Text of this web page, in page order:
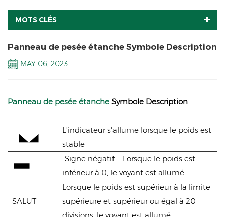
MOTS CLÉS
Panneau de pesée étanche Symbole Description
MAY 06, 2023
Panneau de pesée étanche Symbole Description
L'indicateur s'allume lorsque le poids est
stable
-Signe négatif- : Lorsque le poids est
inférieur à 0, le voyant est allumé
SALUT
Lorsque le poids est supérieur à la limite
supérieure et supérieur ou égal à 20